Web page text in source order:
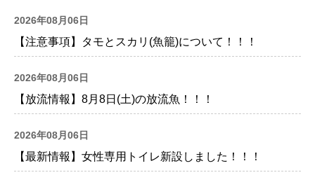
2026年08月06日
【注意事項】タモとスカリ(魚籠)について！！！
2026年08月06日
【放流情報】8月8日(土)の放流魚！！！
2026年08月06日
【最新情報】女性専用トイレ新設しました！！！